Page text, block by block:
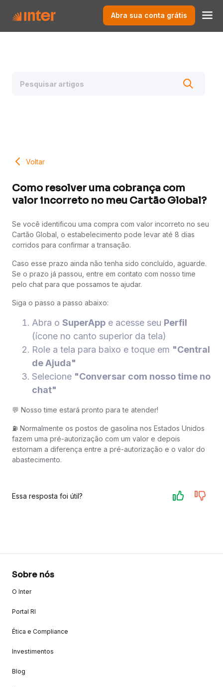
Abra sua conta grátis
Voltar
Como resolver uma cobrança com
valor incorreto no meu Cartão Global?
Se você identificou uma compra com valor incorreto no seu
Cartão Global, o estabelecimento pode levar até 8 dias
corridos para confirmar a transação.
Caso esse prazo ainda não tenha sido concluído, aguarde.
Se o prazo já passou, entre em contato com nosso time
pelo chat para que possamos te ajudar.
Siga o passo a passo abaixo:
Abra o SuperApp e acesse seu Perfil
(ícone no canto superior da tela)
Role a tela para baixo e toque em "Central
de Ajuda"
Selecione "Conversar com nosso time no
chat"
💬 Nosso time estará pronto para te atender!
⛽ Normalmente os postos de gasolina nos Estados Unidos
fazem uma pré-autorização com um valor e depois
estornam a diferença entre a pré-autorização e o valor do
abastecimento.
Essa resposta foi útil?
Sobre nós
O Inter
Portal RI
Ética e Compliance
Investimentos
Blog